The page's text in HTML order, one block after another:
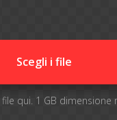
Scegli i file
file qui. 1 GB